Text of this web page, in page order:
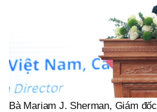
Bà Mariam J. Sherman, Giám